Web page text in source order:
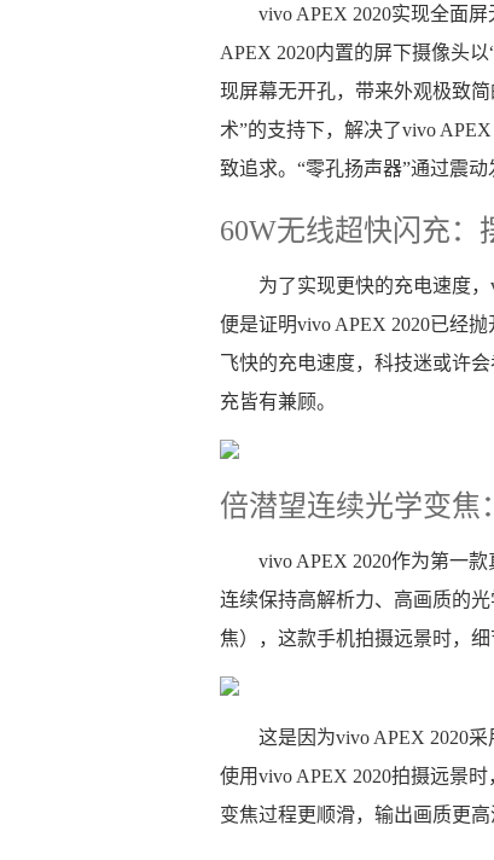
vivo APEX 2020实现全面
APEX 2020内置的屏下摄像头
现屏幕无开孔，带来外观极致
术”的支持下，解决了vivo
致追求。“零孔扬声器”通过震
60W无线超快闪充：
为了实现更快的充电速度，
便是证明vivo APEX 2020已经
飞快的充电速度，科技迷或许
充皆有兼顾。
倍潜望连续光学变焦
vivo APEX 2020作为第一
连续保持高解析力、高画质的
焦），这款手机拍摄远景时，
这是因为vivo APEX 2020
使用vivo APEX 2020拍摄远景
变焦过程更顺滑，输出画质更